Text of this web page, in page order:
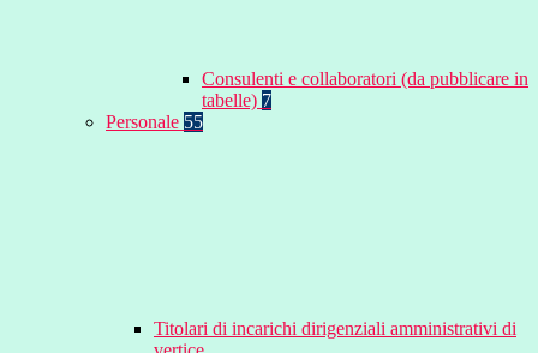
Consulenti e collaboratori (da pubblicare in
tabelle) 7
Personale 55
Titolari di incarichi dirigenziali amministrativi di